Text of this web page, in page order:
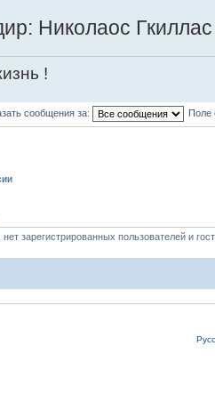
Николаос Гкиллас
!
сообщения за: Поле
зарегистрированных пользователей и